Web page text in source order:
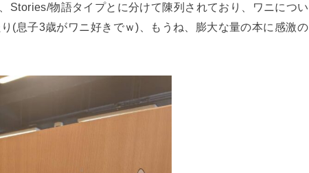
Stories/物語タイプとに分けて陳列されており、ワニについ
(息子3歳がワニ好きでｗ)、もうね、膨大な量の本に感激の